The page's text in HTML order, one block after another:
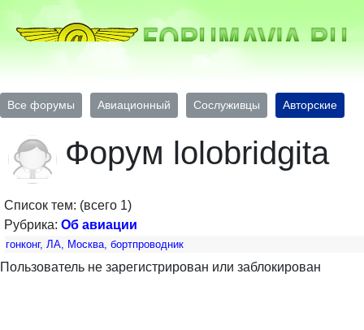
Все форумы Авиационный Сослуживцы Авторские
Форум lolobridgita
Список тем: (всего 1)
Рубрика: Об авиации
гонконг, ЛА, Москва, бортпроводник
Пользователь не зарегистрирован или заблокирован